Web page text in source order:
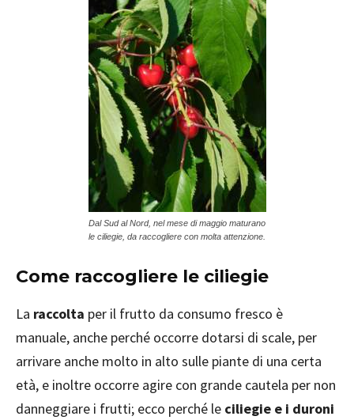
Dal Sud al Nord, nel mese di maggio maturano
le ciliegie, da raccogliere con molta attenzione.
Come raccogliere le ciliegie
La raccolta per il frutto da consumo fresco è
manuale, anche perché occorre dotarsi di scale, per
arrivare anche molto in alto sulle piante di una certa
età, e inoltre occorre agire con grande cautela per non
danneggiare i frutti; ecco perché le ciliegie e i duroni